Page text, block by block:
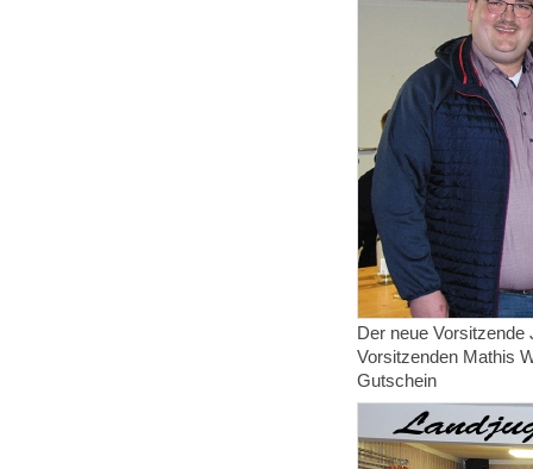
Der neue
Vorsitzenden Mathis
Gutschein